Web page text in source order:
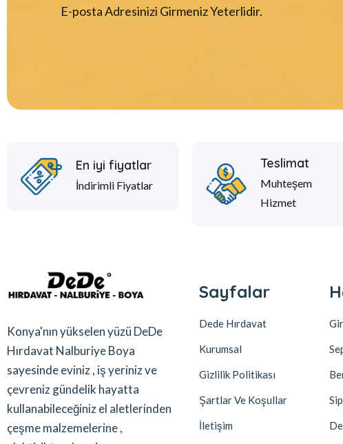
E-posta Adresinizi Girmeniz Yeterlidir.
En iyi fiyatlar
İndirimli Fiyatlar
Teslimat
Muhteşem
Hizmet
Konya'nın yükselen yüzü DeDe
Hırdavat Nalburiye Boya
sayesinde eviniz , iş yeriniz ve
çevreniz gündelik hayatta
kullanabileceğiniz el aletlerinden
çeşme malzemelerine ,
Sayfalar
Dede Hırdavat
Kurumsal
Gizlilik Politikası
Şartlar Ve Koşullar
İletişim